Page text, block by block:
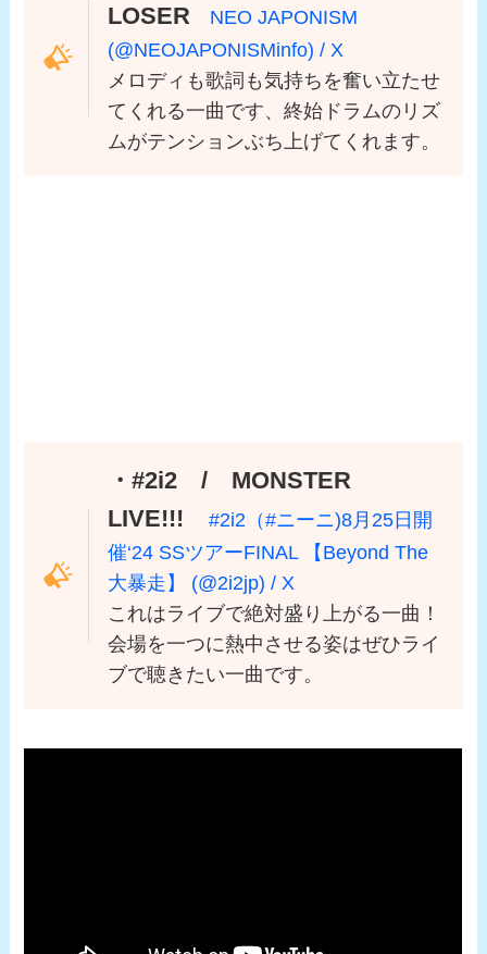
LOSER
NEO JAPONISM
(@NEOJAPONISMinfo) / X
メロディも歌詞も気持ちを奮い立たせ
てくれる一曲です、終始ドラムのリズ
ムがテンションぶち上げてくれます。
・#2i2 / MONSTER
LIVE!!!
#2i2（#ニーニ)8月25日開
催‘24 SSツアーFINAL 【Beyond The
大暴走】 (@2i2jp) / X
これはライブで絶対盛り上がる一曲！
会場を一つに熱中させる姿はぜひライ
ブで聴きたい一曲です。